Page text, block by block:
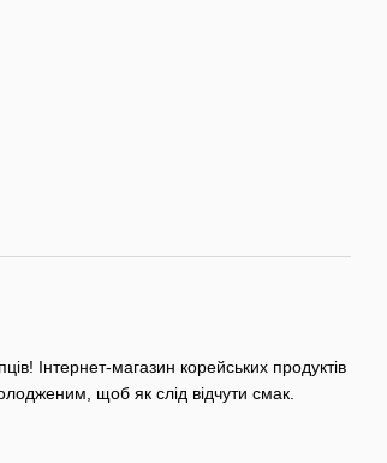
Інтернет-магазин корейських продуктів
щоб як слід відчути смак.